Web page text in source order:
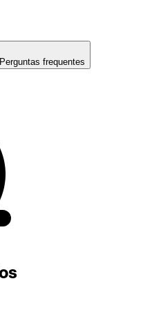
Perguntas frequentes